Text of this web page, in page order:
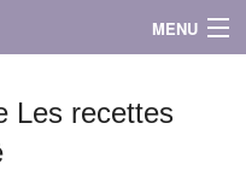
MENU
Les recettes